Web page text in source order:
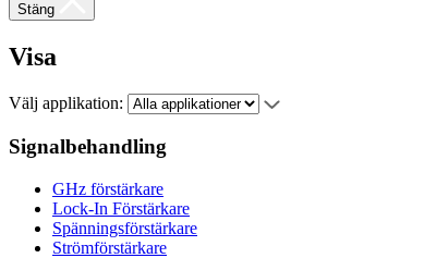
Stäng
Visa
Välj applikation:
Signalbehandling
GHz förstärkare
Lock-In Förstärkare
Spänningsförstärkare
Strömförstärkare